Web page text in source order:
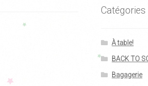
À table!
BACK TO
Bagagerie